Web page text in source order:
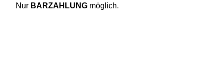
Nur BARZAHLUNG möglich.